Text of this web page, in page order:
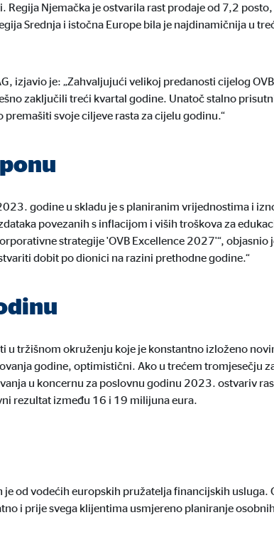
Njemačka je ostvarila rast prodaje od 7,2
Srednja i istočna Europe bila je najdinamičnija u
izjavio je: „Zahvaljujući velikoj predanosti cijelog
zaključili treći kvartal godine. Unatoč stalno
svoje ciljeve rasta za cijelu godinu.“
godine u skladu je s planiranim vrijednostima i
povezanih s inflacijom i viših troškova za
strategije 'OVB Excellence 2027'“, objasnio
dobit po dionici na razini prethodne godine.“
u tržišnom okruženju koje je konstantno izloženo
godine, optimistični. Ako u trećem tromjesečju
u koncernu za poslovnu godinu 2023. ostvariv
rezultat između 16 i 19 milijuna eura.
je od vodećih europskih pružatelja financijskih usluga.
i prije svega klijentima usmjereno planiranje
Ireland Ltd.
64237600-1
Ireland Ltd.